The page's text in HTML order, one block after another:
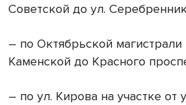
Советской до ул.
– по Октябрьской магистрали
Каменской до Красного
– по ул. Кирова на участке от